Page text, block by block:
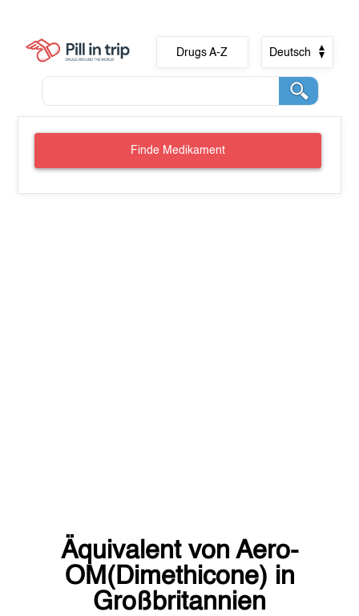
Drugs A-Z Deutsch
Finde Medikament
Äquivalent von Aero-
OM(Dimethicone) in
Großbritannien